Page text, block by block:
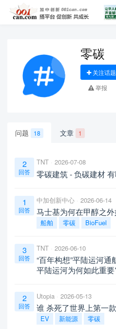
零碳
关注话题
举报
问题 18 文章 1
2
回答
TNT 2026-07-08
零碳建筑 - 负碳建材
1
回答
中加创新中心 2026-06-14
马士基为何在甲醇之
船舶 零碳 BioFuel
3
回答
TNT 2026-06-10
“百年构想”平陆运河
平陆运河为何如此重要
2
回答
Utopia 2026-05-13
谁 杀死了世界上第一
EV 新能源 零碳